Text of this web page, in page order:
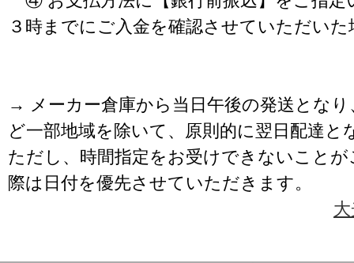
３時までにご入金を確認させていただいた
→ メーカー倉庫から当日午後の発送となり
ど一部地域を除いて、原則的に翌日配達と
ただし、時間指定をお受けできないこと
際は日付を優先させていただきます。